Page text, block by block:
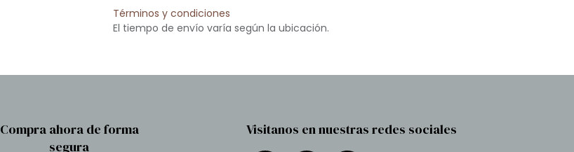
Términos y condiciones
El tiempo de envío varía según la ubicación.
Compra ahora de forma
segura
Visitanos en nuestras redes sociales